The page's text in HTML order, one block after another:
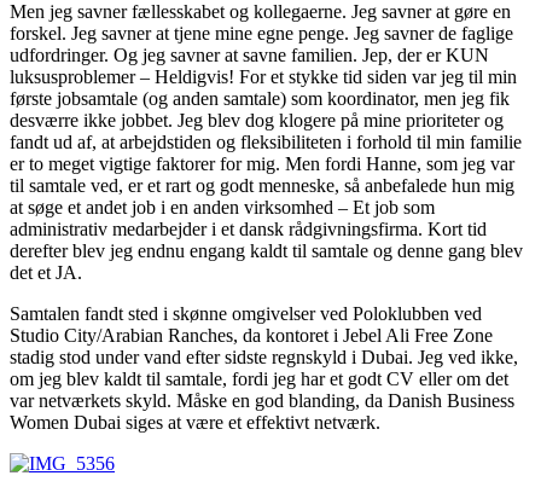
Men jeg savner fællesskabet og kollegaerne. Jeg savner at gøre en
forskel. Jeg savner at tjene mine egne penge. Jeg savner de faglige
udfordringer. Og jeg savner at savne familien. Jep, der er KUN
luksusproblemer – Heldigvis! For et stykke tid siden var jeg til min
første jobsamtale (og anden samtale) som koordinator, men jeg fik
desværre ikke jobbet. Jeg blev dog klogere på mine prioriteter og
fandt ud af, at arbejdstiden og fleksibiliteten i forhold til min familie
er to meget vigtige faktorer for mig. Men fordi Hanne, som jeg var
til samtale ved, er et rart og godt menneske, så anbefalede hun mig
at søge et andet job i en anden virksomhed – Et job som
administrativ medarbejder i et dansk rådgivningsfirma. Kort tid
derefter blev jeg endnu engang kaldt til samtale og denne gang blev
det et JA.
Samtalen fandt sted i skønne omgivelser ved Poloklubben ved
Studio City/Arabian Ranches, da kontoret i Jebel Ali Free Zone
stadig stod under vand efter sidste regnskyld i Dubai. Jeg ved ikke,
om jeg blev kaldt til samtale, fordi jeg har et godt CV eller om det
var netværkets skyld. Måske en god blanding, da Danish Business
Women Dubai siges at være et effektivt netværk.